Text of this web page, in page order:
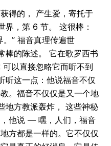
得的， 产生爱，寄托于
，第 6 节。 这很棒：
。” 福音真理传遍世
棒的陈述。 它在歌罗西书
以直接忽略它而听不到
听这一点：他说福音不仅
。福音不仅仅是又一个地
方教派轰炸， 这些神秘
他说 — 嘿，人们，福音
方都是一样的。它不仅仅